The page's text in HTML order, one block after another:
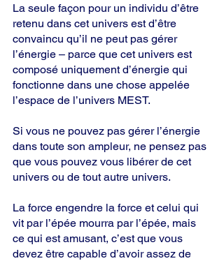
La seule façon pour un individu d’être
retenu dans cet univers est d’être
convaincu qu’il ne peut pas gérer
l’énergie – parce que cet univers est
composé uniquement d’énergie qui
fonctionne dans une chose appelée
l’espace de l’univers MEST.
Si vous ne pouvez pas gérer l’énergie
dans toute son ampleur, ne pensez pas
que vous pouvez vous libérer de cet
univers ou de tout autre univers.
La force engendre la force et celui qui
vit par l’épée mourra par l’épée, mais
ce qui est amusant, c’est que vous
devez être capable d’avoir assez de